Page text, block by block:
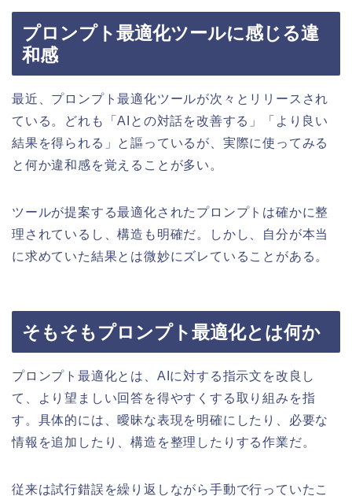
プロンプト最適化ツールに感じる違
和感
最近、プロンプト最適化ツールが次々とリリースされ
ている。どれも「AIとの対話を改善する」「より良い
結果を得られる」と謳っているが、実際に使ってみる
と何か違和感を覚えることが多い。
ツールが提案する最適化されたプロンプトは確かに整
理されているし、構造も明確だ。しかし、自分が本当
に求めていた結果とは微妙にズレていることがある。
そもそもプロンプト最適化とは何か
プロンプト最適化とは、AIに対する指示文を改良し
て、より望ましい回答を得やすくする取り組みを指
す。具体的には、曖昧な表現を明確にしたり、必要な
情報を追加したり、構造を整理したりする作業だ。
従来は試行錯誤を繰り返しながら手動で行っていたこ